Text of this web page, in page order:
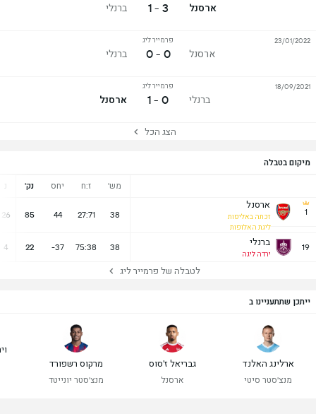
מיקום בטבלה
מש' ז:ח יחס נק' נ
1
ארסנל
זכתה באליפות
ליגת האלופות
38
27:71
44
85
26
19 ברנלי
ירדה ליגה
38
75:38
-37
22
4
לטבלה של פרמייר ליג
ארסנל 3 - 1 ברנלי
ארסנל
פרמייר ליג
0 - 0 ברנלי
23/01/2022
ברנלי
פרמייר ליג
0 - 1 ארסנל
18/09/2021
הצג הכל
ייתכן שתתעניינו ב
ארלינג האלנד
מנצ'סטר סיטי
גבריאל ז'סוס
ארסנל
מרקוס רשפורד
מנצ'סטר יונייטד